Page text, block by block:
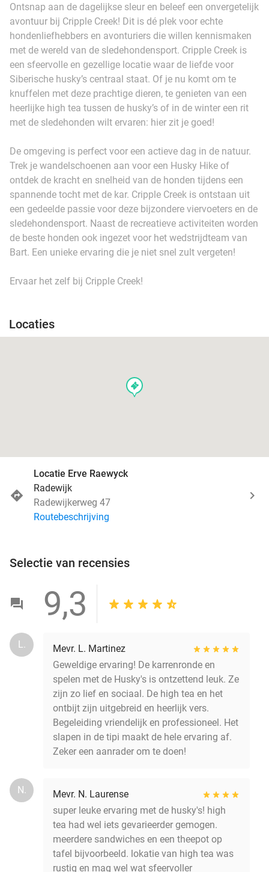
Ontsnap aan de dagelijkse sleur en beleef een onvergetelijk
avontuur bij Cripple Creek! Dit is dé plek voor echte
hondenliefhebbers en avonturiers die willen kennismaken
met de wereld van de sledehondensport. Cripple Creek is
een sfeervolle en gezellige locatie waar de liefde voor
Siberische husky’s centraal staat. Of je nu komt om te
knuffelen met deze prachtige dieren, te genieten van een
heerlijke high tea tussen de husky’s of in de winter een rit
met de sledehonden wilt ervaren: hier zit je goed!
De omgeving is perfect voor een actieve dag in de natuur.
Trek je wandelschoenen aan voor een Husky Hike of
ontdek de kracht en snelheid van de honden tijdens een
spannende tocht met de kar. Cripple Creek is ontstaan uit
een gedeelde passie voor deze bijzondere viervoeters en de
sledehondensport. Naast de recreatieve activiteiten worden
de beste honden ook ingezet voor het wedstrijdteam van
Bart. Een unieke ervaring die je niet snel zult vergeten!
Ervaar het zelf bij Cripple Creek!
Locaties
events
Locatie Erve Raewyck
Radewijk
Radewijkerweg 47
Routebeschrijving
Selectie van recensies
9,3
L.
Mevr. L. Martinez
Geweldige ervaring! De karrenronde en
spelen met de Husky's is ontzettend leuk. Ze
zijn zo lief en sociaal. De high tea en het
ontbijt zijn uitgebreid en heerlijk vers.
Begeleiding vriendelijk en professioneel. Het
slapen in de tipi maakt de hele ervaring af.
Zeker een aanrader om te doen!
N.
Mevr. N. Laurense
super leuke ervaring met de husky's! high
tea had wel iets gevarieerder gemogen.
meerdere sandwiches en een theepot op
tafel bijvoorbeeld. lokatie van high tea was
rustig en mag wel wat sfeervoller